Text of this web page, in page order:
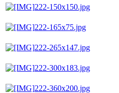
222-150x150.jpg
222-165x75.jpg
222-265x147.jpg
222-300x183.jpg
222-360x200.jpg